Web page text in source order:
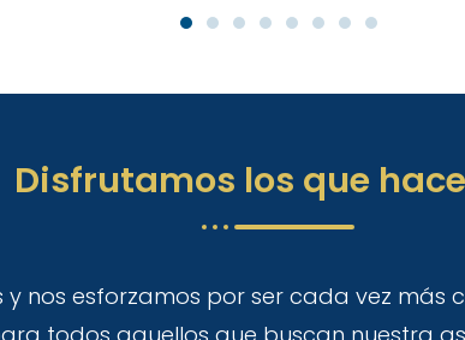
Disfrutamos los que
y nos esforzamos por ser cada vez